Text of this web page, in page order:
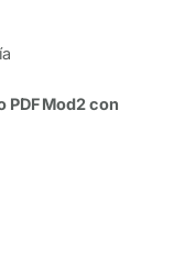
PDF Mod2 con